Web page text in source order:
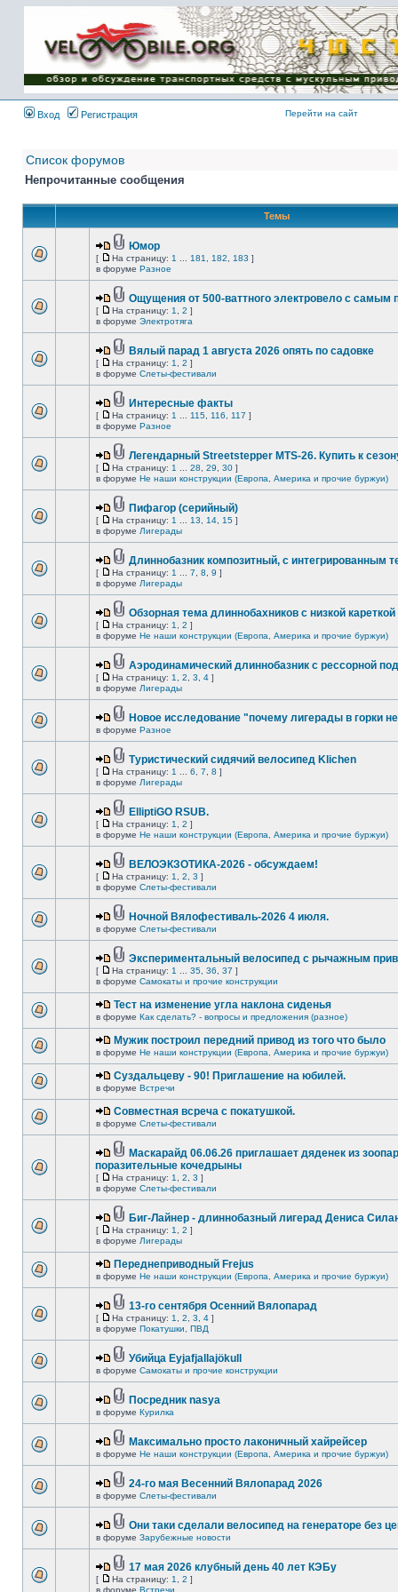
Имя пользователя:
Пароль:
{ LOG_ME_IN_SHORT
}
Вход
Регистрация Перейти на сайт
Список форумов
Непрочитанные сообщения
Темы
Юмор
[ На страницу: 1 181 182 183 ]
в форуме Разное
Ощущения от 500-ваттного электровело с самым
[ На страницу: 1 2 ]
в форуме Электротяга
Вялый парад 1 августа 2026 опять по садовке
[ На страницу: 1 2 ]
в форуме Слеты-фестивали
Интересные факты
[ На страницу: 1 115 116 117 ]
в форуме Разное
Легендарный Streetstepper MTS-26. Купить к
[ На страницу: 1 28 29 30 ]
в форуме Не наши конструкции (Европа, Америка и прочие буржуи)
Пифагор (серийный)
[ На страницу: 1 13 14 15 ]
в форуме Лигерады
Длиннобазник композитный, с интегрированным
[ На страницу: 1 7 8 9 ]
в форуме Лигерады
Обзорная тема длиннобахников с низкой кареткой
[ На страницу: 1 2 ]
в форуме Не наши конструкции (Европа, Америка и прочие буржуи)
Аэродинамический длиннобазник с рессорной
[ На страницу: 1 2 3 4 ]
в форуме Лигерады
Новое исследование "почему лигерады в горки
в форуме Разное
Туристический сидячий велосипед Klichen
[ На страницу: 1 6 7 8 ]
в форуме Лигерады
ElliptiGO RSUB.
[ На страницу: 1 2 ]
в форуме Не наши конструкции (Европа, Америка и прочие буржуи)
ВЕЛОЭКЗОТИКА-2026 - обсуждаем!
[ На страницу: 1 2 3 ]
в форуме Слеты-фестивали
Ночной Вялофестиваль-2026 4 июля.
в форуме Слеты-фестивали
Экспериментальный велосипед с рычажным
[ На страницу: 1 35 36 37 ]
в форуме Самокаты и прочие конструкции
Тест на изменение угла наклона сиденья
в форуме Как сделать? - вопросы и предложения (разное)
Мужик построил передний привод из того что было
в форуме Не наши конструкции (Европа, Америка и прочие буржуи)
Суздальцеву - 90! Приглашение на юбилей.
в форуме Встречи
Совместная всреча с покатушкой.
в форуме Слеты-фестивали
Маскарайд 06.06.26 приглашает дяденек из
поразительные кочедрыны
[ На страницу: 1 2 3 ]
в форуме Слеты-фестивали
Биг-Лайнер - длиннобазный лигерад Дениса
[ На страницу: 1 2 ]
в форуме Лигерады
Переднеприводный Frejus
в форуме Не наши конструкции (Европа, Америка и прочие буржуи)
13-го сентября Осенний Вялопарад
[ На страницу: 1 2 3 4 ]
в форуме Покатушки, ПВД
Убийца Eyjafjallajökull
в форуме Самокаты и прочие конструкции
Посредник nasya
в форуме Курилка
Максимально просто лаконичный хайрейсер
в форуме Не наши конструкции (Европа, Америка и прочие буржуи)
24-го мая Весенний Вялопарад 2026
в форуме Слеты-фестивали
Они таки сделали велосипед на генераторе без
в форуме Зарубежные новости
17 мая 2026 клубный день 40 лет КЭБу
[ На страницу: 1 2 ]
в форуме Встречи